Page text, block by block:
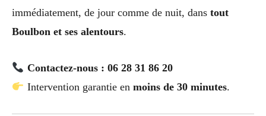
immédiatement, de jour comme de nuit, dans tout
Boulbon et ses alentours.
Contactez-nous : 06 28 31 86 20
Intervention garantie en moins de 30 minutes.